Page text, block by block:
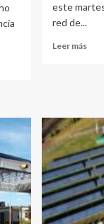
este
red de...
Leer más